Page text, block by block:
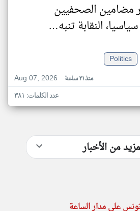
مضامين الصحفيين
النقابة تنبه…
Politics
Aug 07, 2026
منذ ٢١ ساعة
عدد الكلمات: ٣٨١
من الأخبار
على مدار الساعة